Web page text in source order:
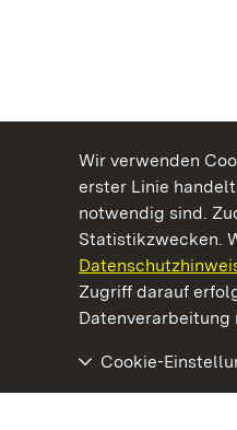
Wir verwenden
erster Linie
notwendig sind.
Statistikzwecken.
Zugriff darauf
Datenverarbeitung
Cookie-
Kommen.